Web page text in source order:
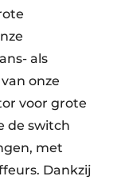
als
onze
voor grote
de switch
met
Dankzij